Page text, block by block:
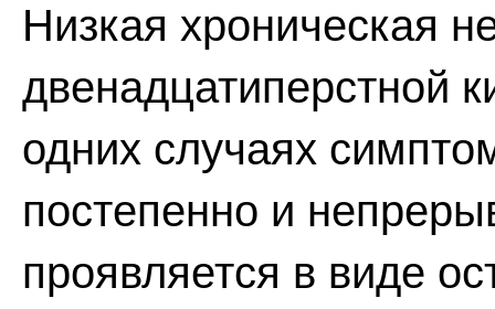
Низкая хроническая
двенадцатиперстной
одних случаях
постепенно и
проявляется в виде